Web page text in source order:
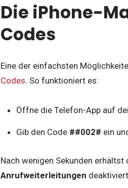
Die iPhone-
Codes
Eine der einfachsten
Codes. So funktioniert es:
Öffne die Telefon-App auf
Gib den Code ##002# ein
Nach wenigen Sekunden
Anrufweiterleitungen